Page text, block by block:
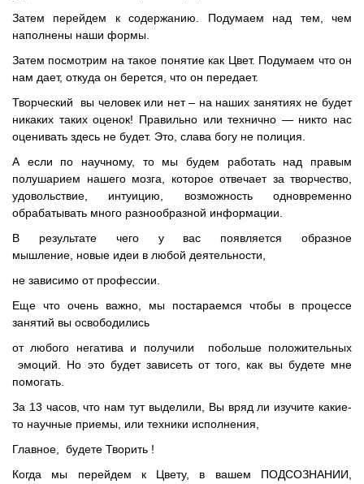
Затем перейдем к содержанию. Подумаем над тем, чем
наполнены наши формы.
Затем посмотрим на такое понятие как Цвет. Подумаем что он
нам дает, откуда он берется, что он передает.
Творческий вы человек или нет – на наших занятиях не будет
никаких таких оценок! Правильно или технично — никто нас
оценивать здесь не будет. Это, слава богу не полиция.
А если по научному, то мы будем работать над правым
полушарием нашего мозга, которое отвечает за творчество,
удовольствие, интуицию, возможность одновременно
обрабатывать много разнообразной информации.
В результате чего у вас появляется образное
мышление, новые идеи в любой деятельности,
не зависимо от профессии.
Еще что очень важно, мы постараемся чтобы в процессе
занятий вы освободились
от любого негатива и получили побольше положительных
эмоций. Но это будет зависеть от того, как вы будете мне
помогать.
За 13 часов, что нам тут выделили, Вы вряд ли изучите какие-
то научные приемы, или техники исполнения,
Главное, будете Творить !
Когда мы перейдем к Цвету, в вашем ПОДСОЗНАНИИ,